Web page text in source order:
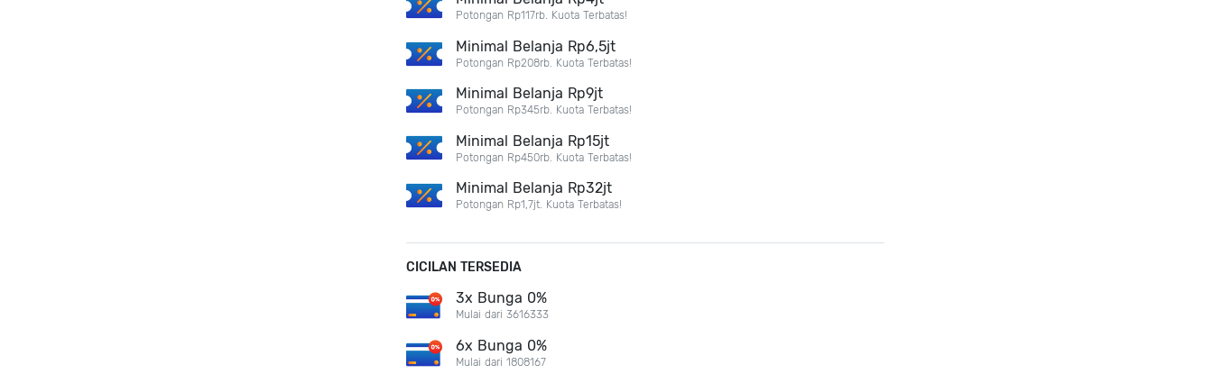
Potongan Rp117rb. Kuota Terbatas!
Minimal Belanja Rp6,5jt
Potongan Rp208rb. Kuota Terbatas!
Minimal Belanja Rp9jt
Potongan Rp345rb. Kuota Terbatas!
Minimal Belanja Rp15jt
Potongan Rp450rb. Kuota Terbatas!
Minimal Belanja Rp32jt
Potongan Rp1,7jt. Kuota Terbatas!
CICILAN TERSEDIA
3x Bunga 0%
Mulai dari 3616333
6x Bunga 0%
Mulai dari 1808167